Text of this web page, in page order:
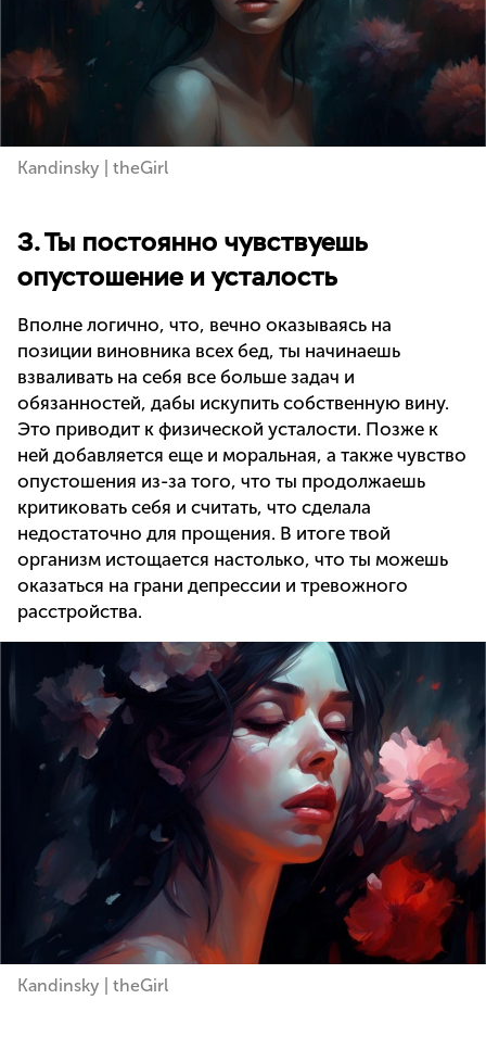
Kandinsky | theGirl
3. Ты постоянно чувствуешь
опустошение и усталость
Вполне логично, что, вечно оказываясь на
позиции виновника всех бед, ты начинаешь
взваливать на себя все больше задач и
обязанностей, дабы искупить собственную вину.
Это приводит к физической усталости. Позже к
ней добавляется еще и моральная, а также чувство
опустошения из-за того, что ты продолжаешь
критиковать себя и считать, что сделала
недостаточно для прощения. В итоге твой
организм истощается настолько, что ты можешь
оказаться на грани депрессии и тревожного
расстройства.
Kandinsky | theGirl